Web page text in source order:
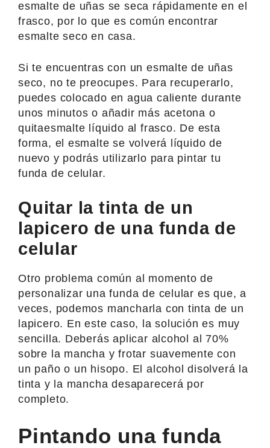
esmalte de uñas se seca rápidamente en el
frasco, por lo que es común encontrar
esmalte seco en casa.
Si te encuentras con un esmalte de uñas
seco, no te preocupes. Para recuperarlo,
puedes colocado en agua caliente durante
unos minutos o añadir más acetona o
quitaesmalte líquido al frasco. De esta
forma, el esmalte se volverá líquido de
nuevo y podrás utilizarlo para pintar tu
funda de celular.
Quitar la tinta de un
lapicero de una funda de
celular
Otro problema común al momento de
personalizar una funda de celular es que, a
veces, podemos mancharla con tinta de un
lapicero. En este caso, la solución es muy
sencilla. Deberás aplicar alcohol al 70%
sobre la mancha y frotar suavemente con
un paño o un hisopo. El alcohol disolverá la
tinta y la mancha desaparecerá por
completo.
Pintando una funda